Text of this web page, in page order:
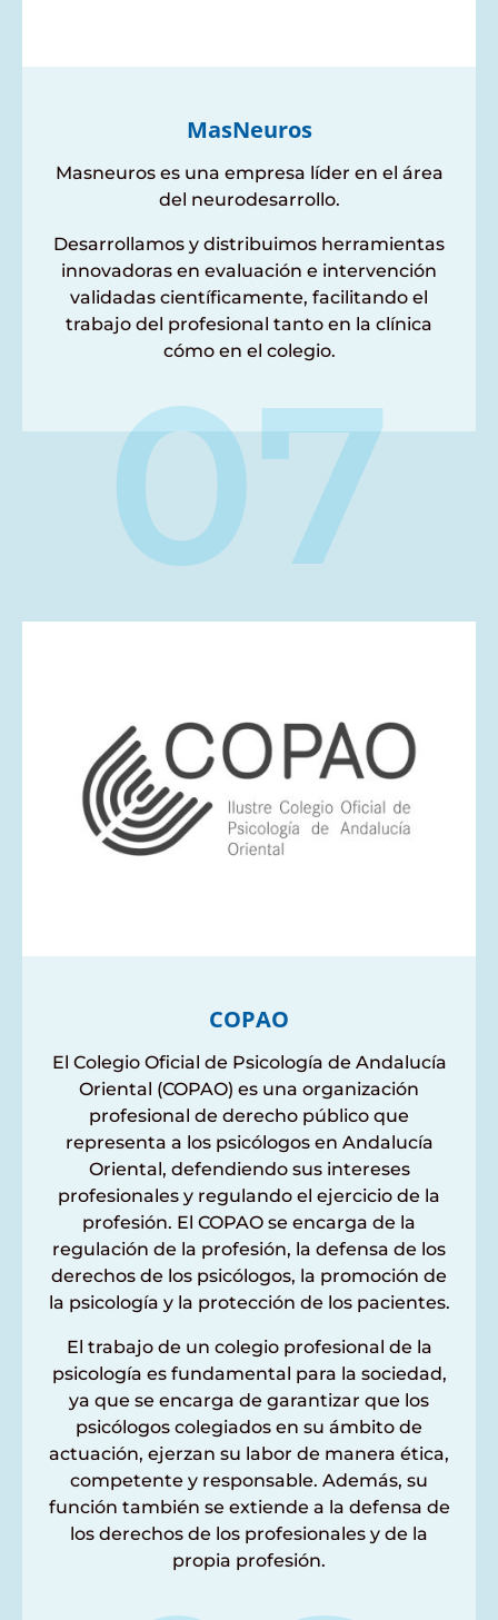
MasNeuros
Masneuros es una empresa líder en el área
del neurodesarrollo.
Desarrollamos y distribuimos herramientas
innovadoras en evaluación e intervención
validadas científicamente, facilitando el
trabajo del profesional tanto en la clínica
cómo en el colegio.
07
COPAO
El Colegio Oficial de Psicología de Andalucía
Oriental (COPAO) es una organización
profesional de derecho público que
representa a los psicólogos en Andalucía
Oriental, defendiendo sus intereses
profesionales y regulando el ejercicio de la
profesión. El COPAO se encarga de la
regulación de la profesión, la defensa de los
derechos de los psicólogos, la promoción de
la psicología y la protección de los pacientes.
El trabajo de un colegio profesional de la
psicología es fundamental para la sociedad,
ya que se encarga de garantizar que los
psicólogos colegiados en su ámbito de
actuación, ejerzan su labor de manera ética,
competente y responsable. Además, su
función también se extiende a la defensa de
los derechos de los profesionales y de la
propia profesión.